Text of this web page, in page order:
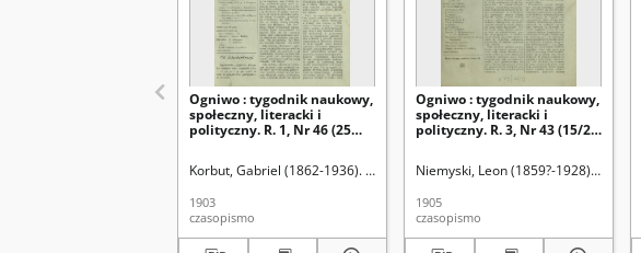
Ogniwo : tygodnik naukowy,
społeczny, literacki i
polityczny. R. 1, Nr 46 (25
Korbut, Gabriel (1862-1936). Red.
1903
czasopismo
Ogniwo : tygodnik naukowy,
społeczny, literacki i
polityczny. R. 3, Nr 43 (15/28
Niemyski, Leon (1859?-1928). Red.
1905
czasopismo